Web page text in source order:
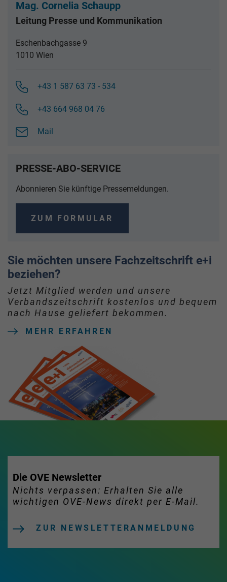
Mag. Cornelia Schaupp
Leitung Presse und Kommunikation
Eschenbachgasse 9
1010 Wien
+43 1 587 63 73 - 534
+43 664 968 04 76
Mail
PRESSE-ABO-SERVICE
Abonnieren Sie künftige Pressemeldungen.
ZUM FORMULAR
Sie möchten unsere Fachzeitschrift e+i
beziehen?
Jetzt Mitglied werden und unsere
Verbandszeitschrift kostenlos und bequem
nach Hause geliefert bekommen.
MEHR ERFAHREN
Die OVE Newsletter
Nichts verpassen: Erhalten Sie alle
wichtigen OVE-News direkt per E-Mail.
ZUR NEWSLETTERANMELDUNG